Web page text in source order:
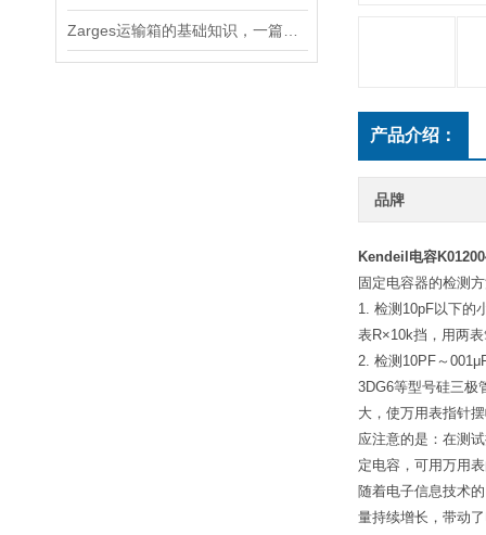
产品介绍：
品牌
Kendeil电容
固定电容器的检测
1. 检测10pF以下的
表R×10k挡，用两
2. 检测10PF～
3DG6等型号硅三极
大，使万用表指针
应注意的是：在测
定电容，可用万用
随着电子信息技术
量持续增长，带动